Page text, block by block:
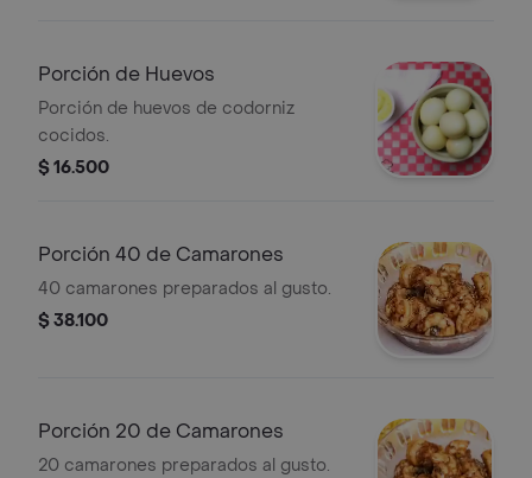
Porción de Huevos
Porción de huevos de codorniz
cocidos.
$ 16.500
Porción 40 de Camarones
40 camarones preparados al gusto.
$ 38.100
Porción 20 de Camarones
20 camarones preparados al gusto.